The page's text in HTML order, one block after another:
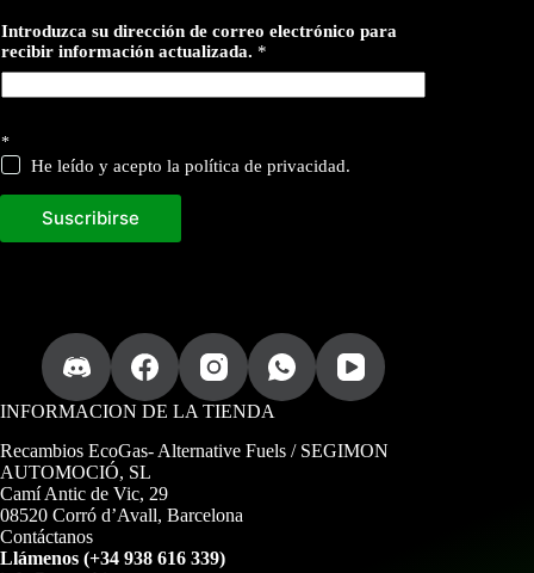
e
c
i
b
r
a
c
t
a
Introduzca su dirección de correo electrónico para
recibir información actualizada. *
*
He leído y acepto la política de privacidad.
Suscribirse
INFORMACION DE LA TIENDA
Recambios EcoGas- Alternative Fuels / SEGIMON
AUTOMOCIÓ, SL
Camí Antic de Vic, 29
08520 Corró d’Avall, Barcelona
Contáctanos
Llámenos (+34 938 616 339)